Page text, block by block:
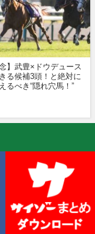
念】武豊×ドウデュース
る候補3頭！と絶対に
るべき“隠れ穴馬！”